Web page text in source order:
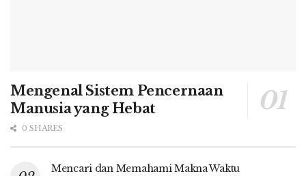
Mengenal Sistem Pencernaan
Manusia yang Hebat
0 SHARES
Mencari dan Memahami Makna Waktu